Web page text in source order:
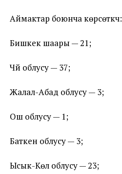
Аймактар боюнча көрсөткүч:
Бишкек шаары — 21;
Чүй облусу — 37;
Жалал-Абад облусу — 3;
Ош облусу — 1;
Баткен облусу — 3;
Ысык-Көл облусу — 23;